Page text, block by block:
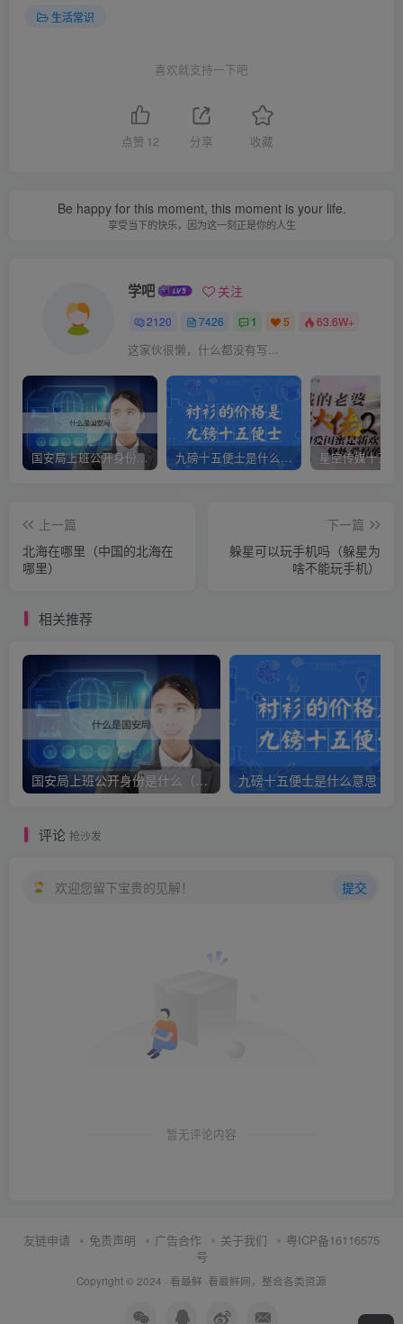
生活常识
喜欢就支持一下吧
点赞 12 分享 收藏
Be happy for this moment, this moment is your life.
享受当下的快乐，因为这一刻正是你的人生
学吧 关注
2120 7426 1 5 63.6W+
这家伙很懒，什么都没有写...
国安局上班公开身份是什么（国安身份对家人保密吗） 九磅十五便士是什么意思（九磅十五便士是什么梗）
上一篇
北海在哪里（中国的北海在
哪里）
下一篇
躲星可以玩手机吗（躲星为
啥不能玩手机）
相关推荐
国安局上班公开身份是什么（国安身份对家人保密吗）
评论 抢沙发
欢迎您留下宝贵的见解！ 提交
暂无评论内容
友链申请 免责声明 广告合作 关于我们
粤ICP备16116575
号
Copyright © 2024 · 看最鲜 ·看最鲜网，整合各类资源